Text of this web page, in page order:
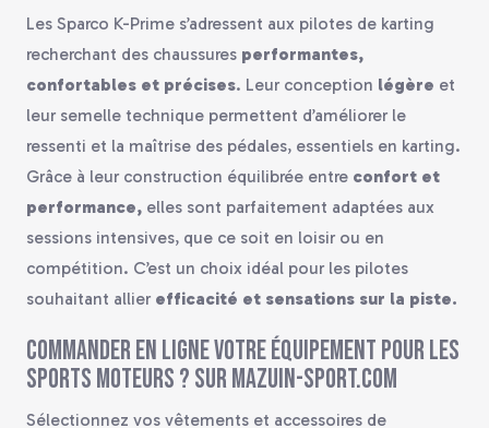
Les Sparco K-Prime s’adressent aux pilotes de karting
recherchant des chaussures performantes,
confortables et précises. Leur conception légère et
leur semelle technique permettent d’améliorer le
ressenti et la maîtrise des pédales, essentiels en karting.
Grâce à leur construction équilibrée entre confort et
performance, elles sont parfaitement adaptées aux
sessions intensives, que ce soit en loisir ou en
compétition. C’est un choix idéal pour les pilotes
souhaitant allier efficacité et sensations sur la piste.
Commander en ligne votre équipement pour les
sports moteurs ? Sur mazuin-sport.com
Sélectionnez vos vêtements et accessoires de